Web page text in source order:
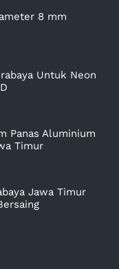
8 mm
Untuk Neon
Panas Aluminium
Timur
Jawa Timur